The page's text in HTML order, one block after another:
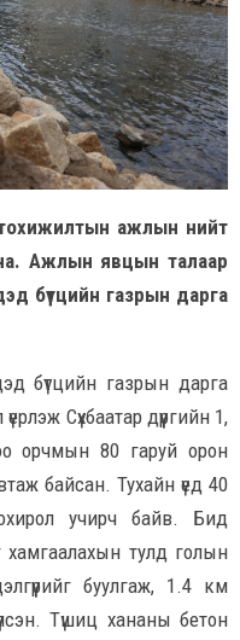
ажлын нийт
Ажлын явцын талаар
бүтцийн газрын дарга
бүтцийн газрын дарга
Сүхбаатар дүүргийн 1,
орчмын 80 гаруй орон
байсан. Тухайн үед 40
учирч байв. Бид
тулд голын
буулгаж, 1.4 км
Түшиц хананы бетон